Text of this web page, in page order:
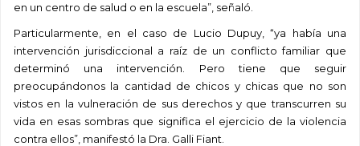
en un centro de salud o en la escuela”, señaló.
Particularmente, en el caso de Lucio Dupuy , “ya había una
intervención jurisdiccional a raíz de un conflicto familiar que
determinó una intervención. Pero tiene que seguir
preocupándonos la cantidad de chicos y chicas que no son
vistos en la vulneración de sus derechos y que transcurren su
vida en esas sombras que significa el ejercicio de la violencia
contra ellos”, manifestó la Dra. Galli Fiant.